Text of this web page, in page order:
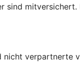
verpartnerte